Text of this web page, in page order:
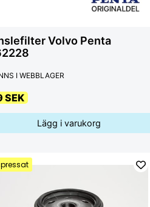
Volvo Penta
I WEBBLAGER
SEK
Lägg i varukorg